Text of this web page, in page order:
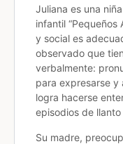
Juliana es una
infantil “Pequeños
y social es
observado que
verbalmente:
para expresarse y
logra hacerse
episodios de
Su madre,